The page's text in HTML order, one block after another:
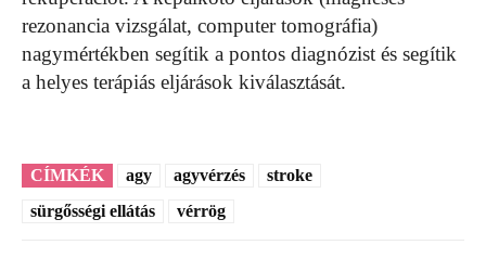
rezonancia vizsgálat, computer tomográfia)
nagymértékben segítik a pontos diagnózist és segítik
a helyes terápiás eljárások kiválasztását.
CÍMKÉK agy agyvérzés
stroke
sürgősségi ellátás
vérrög